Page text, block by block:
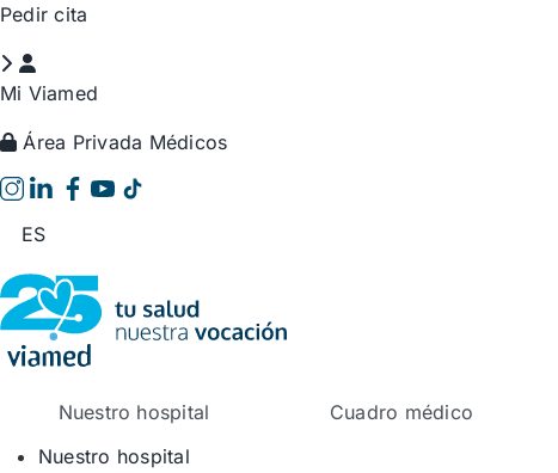
Saltar
contenido
Pedir cita
Mi Viamed
Área Privada Médicos
ES
Nuestro hospital Cuadro médico
Nuestro hospital